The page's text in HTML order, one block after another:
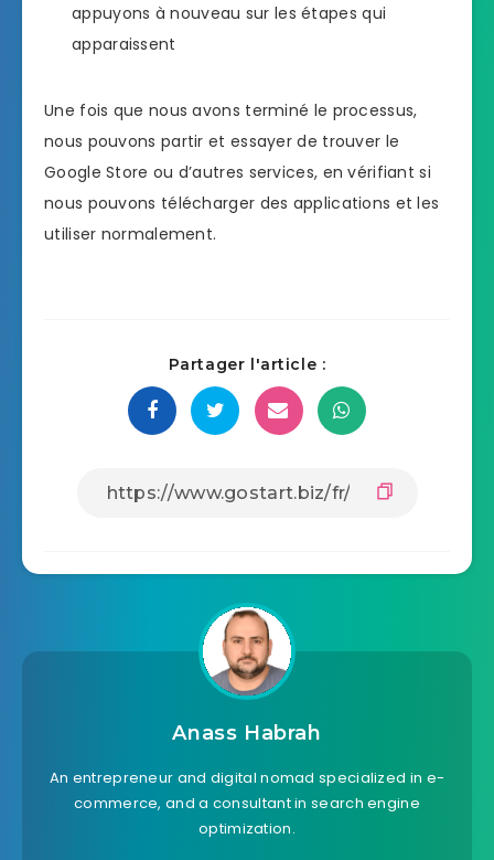
appuyons à nouveau sur les étapes qui
apparaissent
Une fois que nous avons terminé le processus,
nous pouvons partir et essayer de trouver le
Google Store ou d’autres services, en vérifiant si
nous pouvons télécharger des applications et les
utiliser normalement.
Partager l'article :
Anass Habrah
An entrepreneur and digital nomad specialized in e-
commerce, and a consultant in search engine
optimization.